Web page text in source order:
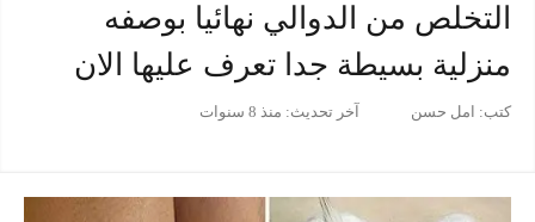
التخلص من الدوالي نهائيا بوصفه
منزلية بسيطة جدا تعرف عليها الان
كتب: امل حسن آخر تحديث: منذ 8 سنوات